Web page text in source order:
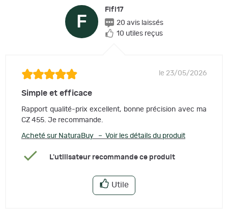
F
Fifi17
20 avis laissés
10 utiles reçus
le 23/05/2026
Simple et efficace
Rapport qualité-prix excellent, bonne précision avec ma
CZ 455. Je recommande.
Acheté sur NaturaBuy – Voir les détails du produit
L'utilisateur recommande ce produit
Utile